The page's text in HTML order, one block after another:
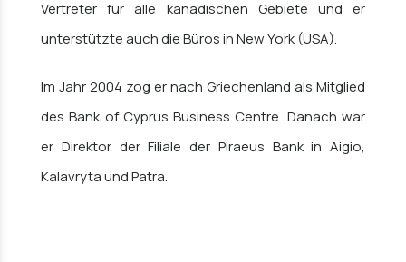
Vertreter für alle kanadischen Gebiete und er
unterstützte auch die Büros in New York (USA).
Im Jahr 2004 zog er nach Griechenland als Mitglied
des Bank of Cyprus Business Centre. Danach war
er Direktor der Filiale der Piraeus Bank in Aigio,
Kalavryta und Patra.